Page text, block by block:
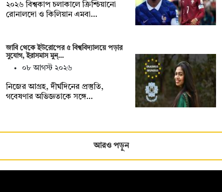
২০২৬ বিশ্বকাপ চলাকালে ক্রিশ্চিয়ানো
রোনালদো ও কিলিয়ান এমবা…
জাবি থেকে ইউরোপের ৫ বিশ্ববিদ্যালয়ে পড়ার
সুযোগ, ইরাসমাস মুন্…
০৮ আগস্ট ২০২৬
নিজের আগ্রহ, দীর্ঘদিনের প্রস্তুতি,
গবেষণার অভিজ্ঞতাকে সঙ্গে…
আরও পড়ুন